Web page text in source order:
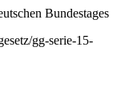
Bundestages
gg-serie-15-